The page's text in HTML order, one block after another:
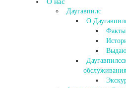
Даугавпилс
О